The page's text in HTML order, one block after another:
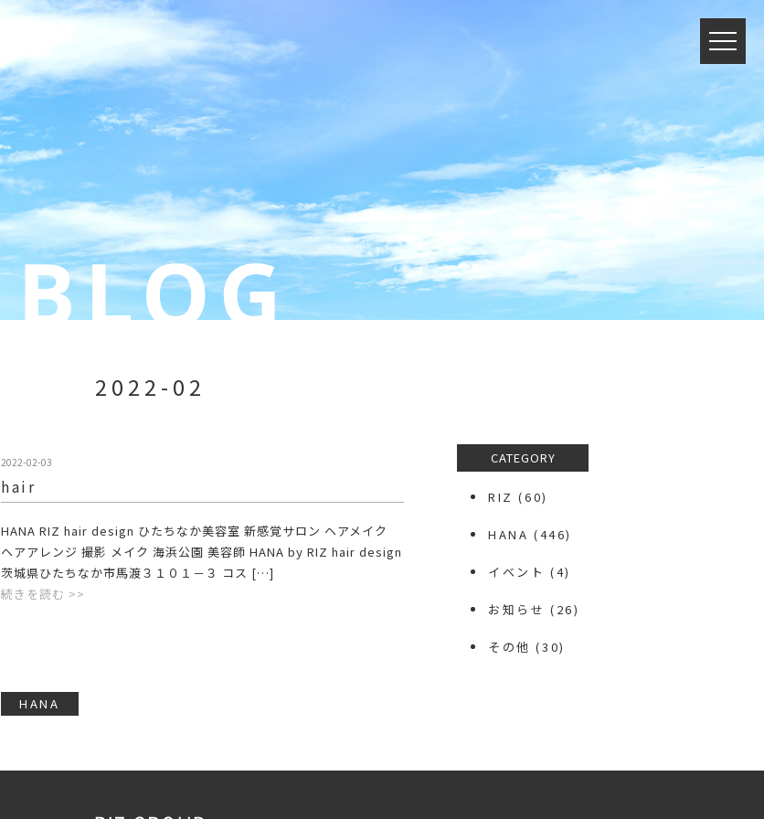
2022-02
2022-02-03
hair
HANA RIZ hair design ひたちなか美容室 新感覚サロン ヘアメイク
ヘアアレンジ 撮影 メイク 海浜公園 美容師 HANA by RIZ hair design
茨城県ひたちなか市馬渡３１０１－３ コス […]
続きを読む >>
HANA
CATEGORY
RIZ (60)
HANA (446)
イベント (4)
お知らせ (26)
その他 (30)